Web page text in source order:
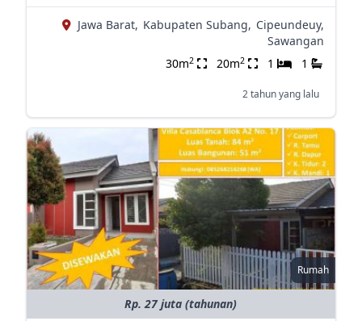
Jawa Barat, Kabupaten Subang, Cipeundeuy,
Sawangan
30m2 20m2 1 1
2 tahun yang lalu
Rumah
Rp. 27 juta (tahunan)